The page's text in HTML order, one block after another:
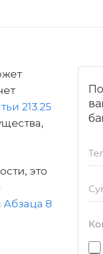
213.25
это
Абзаца 8